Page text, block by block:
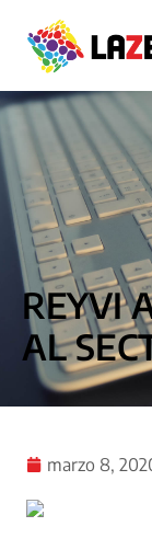
REYVI
AL
marzo 8,